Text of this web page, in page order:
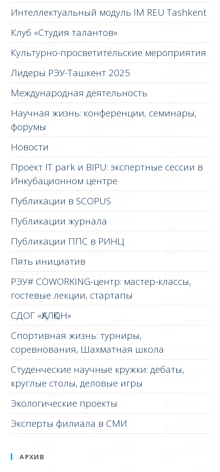
Интеллектуальный модуль IM REU Tashkent
Клуб «Студия талантов»
Культурно-просветительские мероприятия
Лидеры РЭУ-Ташкент 2025
Международная деятельность
Научная жизнь: конференции, семинары,
форумы
Новости
Проект IT park и BIPU: экспертные сессии в
Инкубационном центре
Публикации в SCOPUS
Публикации журнала
Публикации ППС в РИНЦ
Пять инициатив
РЭУ# COWORKING-центр: мастер-классы,
гостевые лекции, стартапы
СДОГ «ҚАЛҚОН»
Спортивная жизнь: турниры,
соревнования, Шахматная школа
Студенческие научные кружки: дебаты,
круглые столы, деловые игры
Экологические проекты
Эксперты филиала в СМИ
АРХИВ